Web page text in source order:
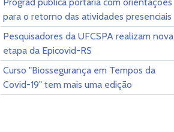
para o retorno das atividades presenciais
Pesquisadores da UFCSPA realizam nova
etapa da Epicovid-RS
Curso "Biossegurança em Tempos da
Covid-19" tem mais uma edição